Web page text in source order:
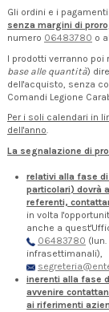
Gli ordini e i
senza margini di
numero 06483780 o
I prodotti verranno poi
base alle quantità)
dell'acquisto, senza
Comandi Legione
Per i soli calendari in
dell'anno.
La segnalazione di
relativi alla fase
particolari) dovrà
referenti,
in volta
anche a
06483780
infrasettimanali),
inerenti alla fase
avvenire
ai riferimenti